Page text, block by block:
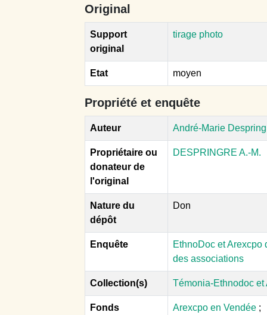
Original
Support
original
tirage photo
Etat moyen
Propriété et enquête
Auteur André-Marie
Propriétaire ou
donateur de
l'original
DESPRINGRE A.-M.
Nature du
dépôt
Don
Enquête
EthnoDoc et Arexcpo
des associations
Collection(s) Témonia-Ethnodoc
Fonds Arexcpo en Vendée ;